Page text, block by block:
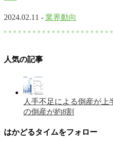
2024.02.11 - 業界動向
人気の記事
人手不足による倒産が上
の倒産が約8割
はかどるタイムをフォロー